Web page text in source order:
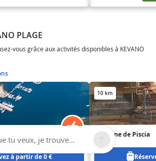
PLAGE
vous grâce aux activités disponibles à KEVANO
à partir de 0 €
10 km
Domaine de Piscia
tu veux, je trouve...